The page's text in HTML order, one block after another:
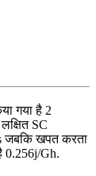
गया है 2
SC
जबकि खपत करता
0.256j/Gh.